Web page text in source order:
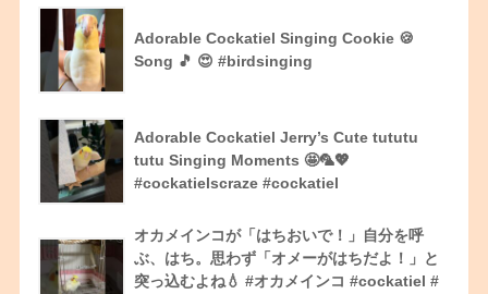
Adorable Cockatiel Singing Cookie 🍪
Song 🎵 😍 #birdsinging
Adorable Cockatiel Jerry’s Cute tututu
tutu Singing Moments 🤩🦜💖
#cockatielscraze #cockatiel
オカメインコが「はちおいで！」自分を呼
ぶ、はち。思わず「オメーがはちだよ！」と
突っ込むよね💧 #オカメインコ #cockatiel #